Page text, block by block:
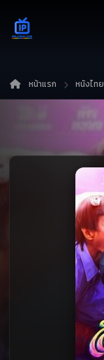
หน้าแรก หนังไทย